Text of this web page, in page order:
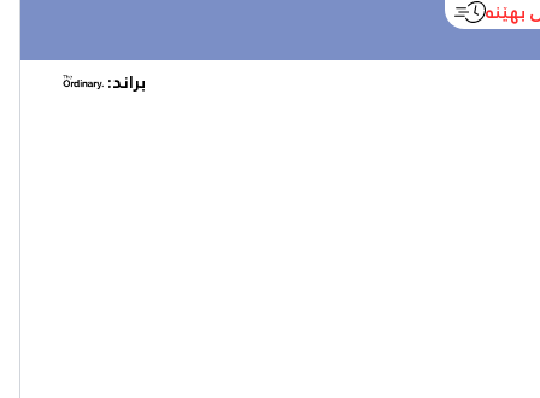
بهێنە
براند: